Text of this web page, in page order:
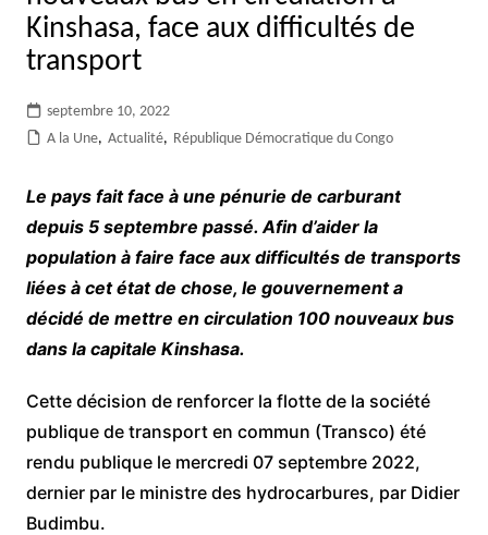
Kinshasa, face aux difficultés de
transport
septembre 10, 2022
A la Une, Actualité, République Démocratique du Congo
Le pays fait face à une pénurie de carburant
depuis 5 septembre passé. Afin d’aider la
population à faire face aux difficultés de transports
liées à cet état de chose, le gouvernement a
décidé de mettre en circulation 100 nouveaux bus
dans la capitale Kinshasa.
Cette décision de renforcer la flotte de la société
publique de transport en commun (Transco) été
rendu publique le mercredi 07 septembre 2022,
dernier par le ministre des hydrocarbures, par Didier
Budimbu.